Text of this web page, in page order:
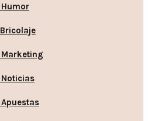
Humor
Bricolaje
Marketing
Noticias
Apuestas